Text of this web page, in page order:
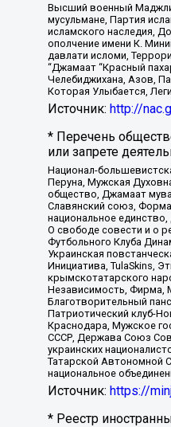
Высший военный
мусульмане, Партия
исламского наследия,
ополчение имени К.
давлати исломи,
“Джамаат “Красный
Челебиджихана, Азов,
Которая Улыбается,
Источник: http://
* Перечень
или запрете
Национал-
Перуна, Мужская
общество, Джамаат
Славянский союз,
национальное
О свободе совести и о
Футбольного Клуба
Украинская
Инициатива, TulaSkins,
крымскотатарского
Независимость, Фирма,
Благотворительный
Патриотический клуб-
Краснодара, Мужское
СССР, Держава Союз
украинских
Татарской Автономной
национальное
Источник: https://
* Реестр